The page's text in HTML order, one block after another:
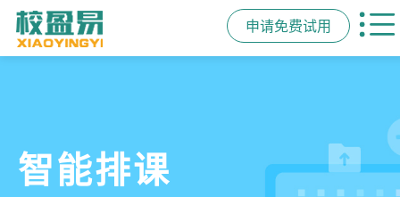
申请免费试用
管学校，用校盈易
智能排课
课时统计
家校互动